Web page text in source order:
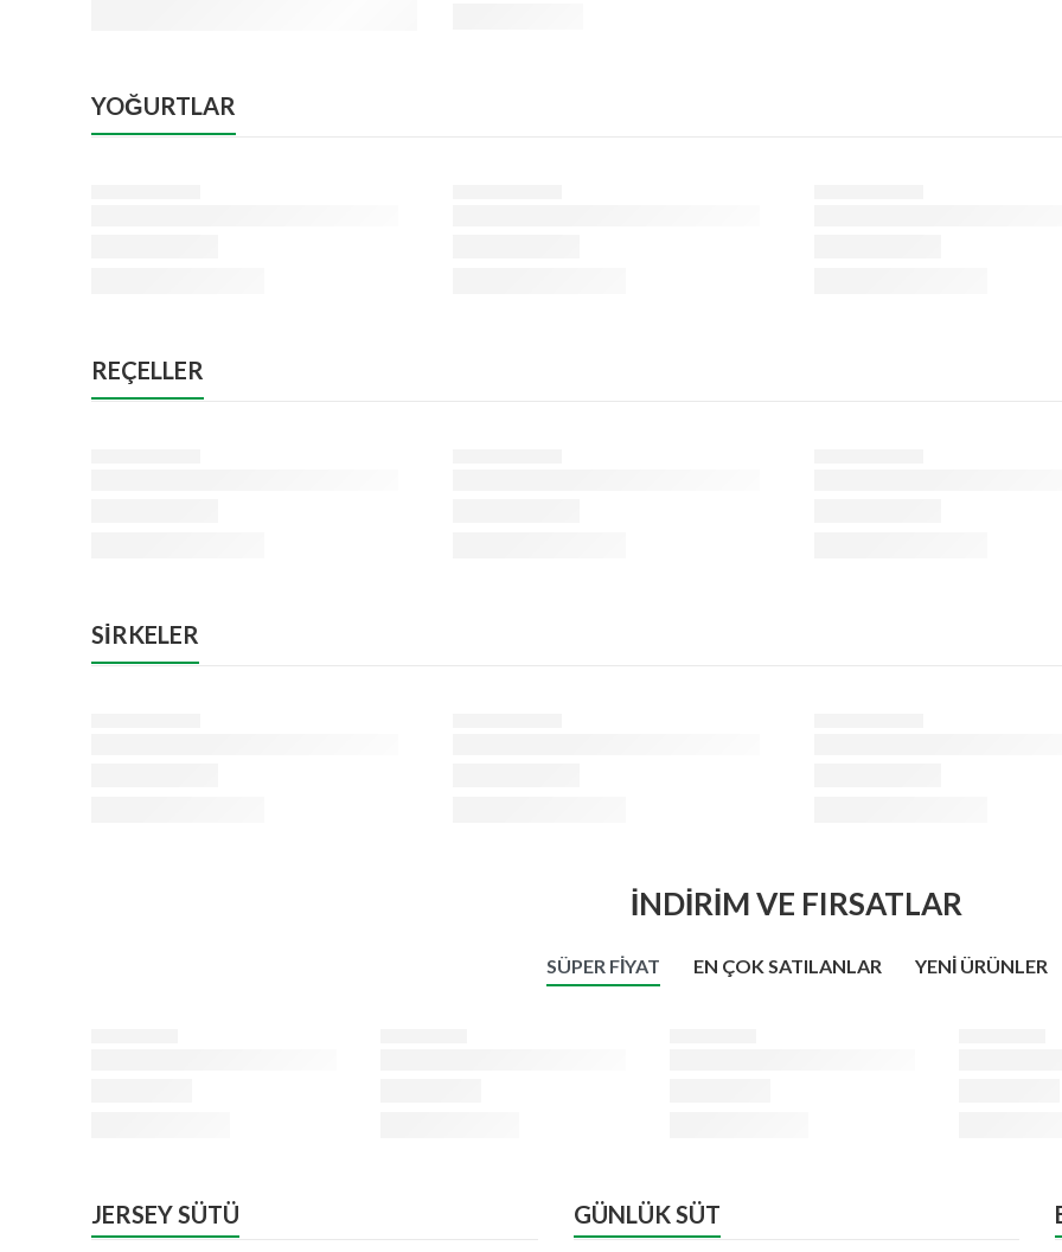
YOĞURTLAR
REÇELLER
SİRKELER
İNDİRİM VE FIRSATLAR
SÜPER FIYAT EN ÇOK SATILANLAR YENI ÜRÜNLER
JERSEY SÜTÜ GÜNLÜK SÜT